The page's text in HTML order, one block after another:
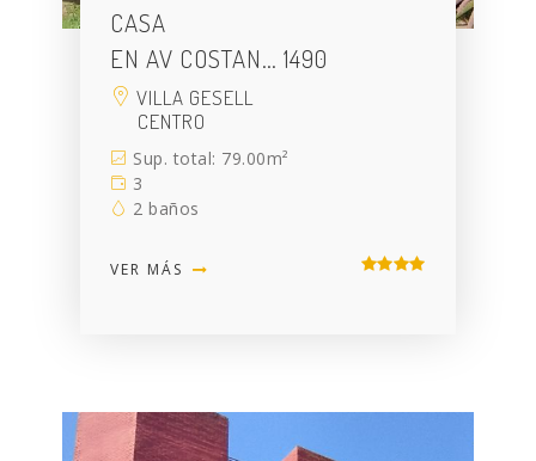
CASA
EN AV COSTAN… 1490
VILLA GESELL
CENTRO
Sup. total: 79.00m²
3
2 baños
VER MÁS